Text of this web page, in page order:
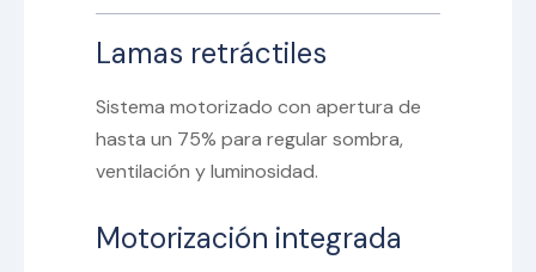
Lamas retráctiles
Sistema motorizado con apertura de
hasta un 75% para regular sombra,
ventilación y luminosidad.
Motorización integrada